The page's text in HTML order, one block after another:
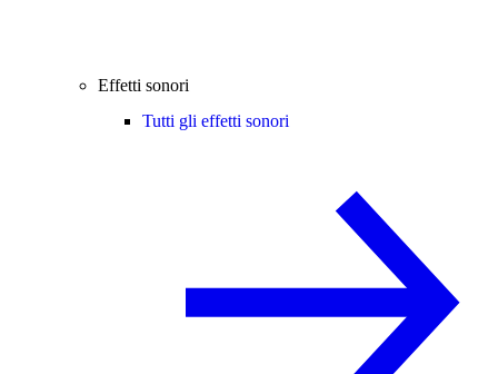
Effetti sonori
Tutti gli effetti sonori